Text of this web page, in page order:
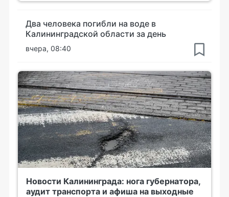
Два человека погибли на воде в
Калининградской области за день
вчера, 08:40
Новости Калининграда: нога губернатора,
аудит транспорта и афиша на выходные